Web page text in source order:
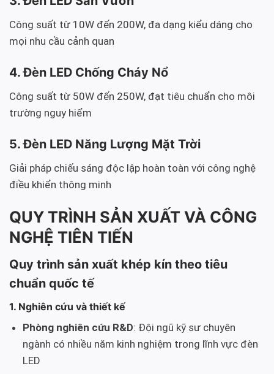
Công suất từ 10W đến 200W, đa dạng kiểu dáng cho
mọi nhu cầu cảnh quan
4. Đèn LED Chống Cháy Nổ
Công suất từ 50W đến 250W, đạt tiêu chuẩn cho môi
trường nguy hiểm
5. Đèn LED Năng Lượng Mặt Trời
Giải pháp chiếu sáng độc lập hoàn toàn với công nghệ
điều khiển thông minh
QUY TRÌNH SẢN XUẤT VÀ CÔNG
NGHỆ TIÊN TIẾN
Quy trình sản xuất khép kín theo tiêu
chuẩn quốc tế
1. Nghiên cứu và thiết kế
Phòng nghiên cứu R&D: Đội ngũ kỹ sư chuyên
ngành có nhiều năm kinh nghiệm trong lĩnh vực đèn
LED